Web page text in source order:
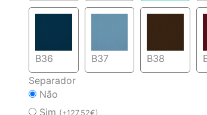
B36 B37 B38
Separador
Não
Sim (+127,52€)